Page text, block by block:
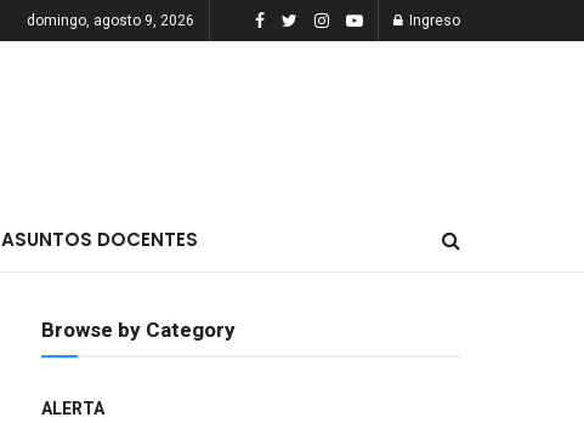
domingo, agosto 9, 2026 Ingreso
ASUNTOS DOCENTES
Browse by Category
ALERTA